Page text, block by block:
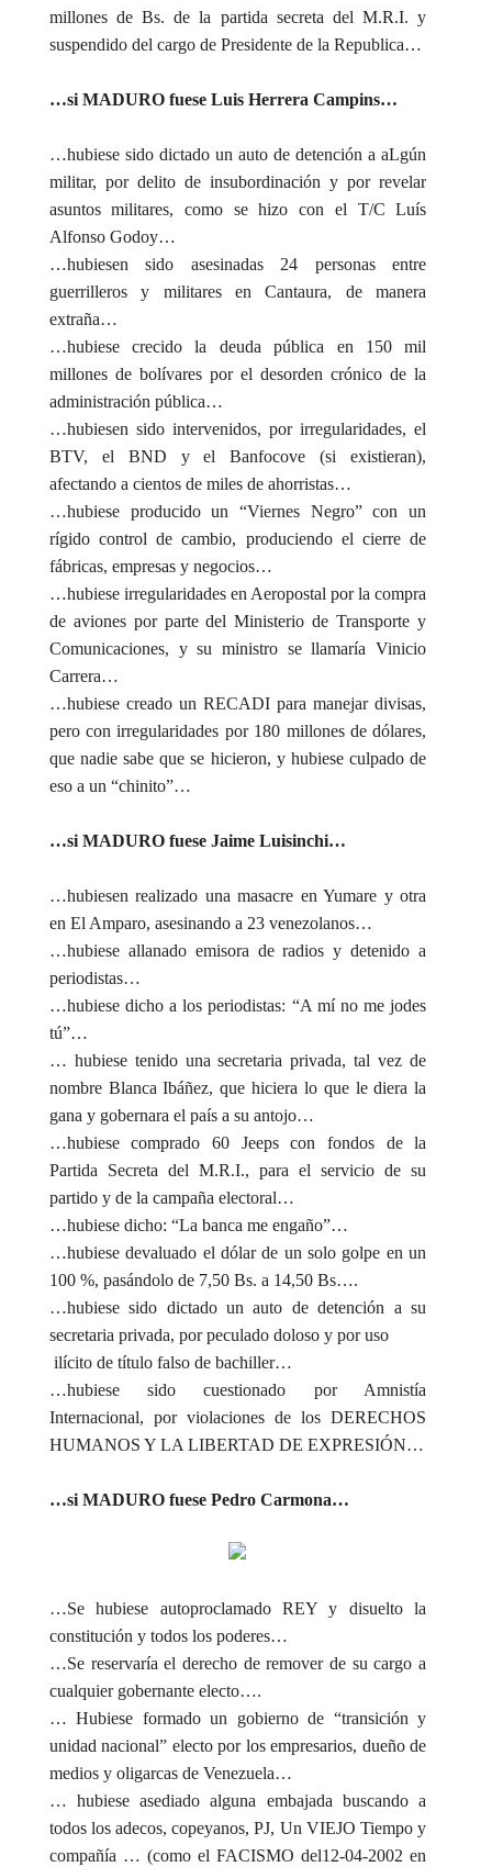
millones de Bs. de la partida secreta del M.R.I. y
suspendido del cargo de Presidente de la Republica…
…si MADURO fuese Luis Herrera Campins…
…hubiese sido dictado un auto de detención a aLgún
militar, por delito de insubordinación y por revelar
asuntos militares, como se hizo con el T/C Luís
Alfonso Godoy…
…hubiesen sido asesinadas 24 personas entre
guerrilleros y militares en Cantaura, de manera
extraña…
…hubiese crecido la deuda pública en 150 mil
millones de bolívares por el desorden crónico de la
administración pública…
…hubiesen sido intervenidos, por irregularidades, el
BTV, el BND y el Banfocove (si existieran),
afectando a cientos de miles de ahorristas…
…hubiese producido un “Viernes Negro” con un
rígido control de cambio, produciendo el cierre de
fábricas, empresas y negocios…
…hubiese irregularidades en Aeropostal por la compra
de aviones por parte del Ministerio de Transporte y
Comunicaciones, y su ministro se llamaría Vinicio
Carrera…
…hubiese creado un RECADI para manejar divisas,
pero con irregularidades por 180 millones de dólares,
que nadie sabe que se hicieron, y hubiese culpado de
eso a un “chinito”…
…si MADURO fuese Jaime Luisinchi…
…hubiesen realizado una masacre en Yumare y otra
en El Amparo, asesinando a 23 venezolanos…
…hubiese allanado emisora de radios y detenido a
periodistas…
…hubiese dicho a los periodistas: “A mí no me jodes
tú”…
… hubiese tenido una secretaria privada, tal vez de
nombre Blanca Ibáñez, que hiciera lo que le diera la
gana y gobernara el país a su antojo…
…hubiese comprado 60 Jeeps con fondos de la
Partida Secreta del M.R.I., para el servicio de su
partido y de la campaña electoral…
…hubiese dicho: “La banca me engaño”…
…hubiese devaluado el dólar de un solo golpe en un
100 %, pasándolo de 7,50 Bs. a 14,50 Bs….
…hubiese sido dictado un auto de detención a su
secretaria privada, por peculado doloso y por uso
ilícito de título falso de bachiller…
…hubiese sido cuestionado por Amnistía
Internacional, por violaciones de los DERECHOS
HUMANOS Y LA LIBERTAD DE EXPRESIÓN…
…si MADURO fuese Pedro Carmona…
…Se hubiese autoproclamado REY y disuelto la
constitución y todos los poderes…
…Se reservaría el derecho de remover de su cargo a
cualquier gobernante electo….
… Hubiese formado un gobierno de “transición y
unidad nacional” electo por los empresarios, dueño de
medios y oligarcas de Venezuela…
… hubiese asediado alguna embajada buscando a
todos los adecos, copeyanos, PJ, Un VIEJO Tiempo y
compañía … (como el FACISMO del12-04-2002 en